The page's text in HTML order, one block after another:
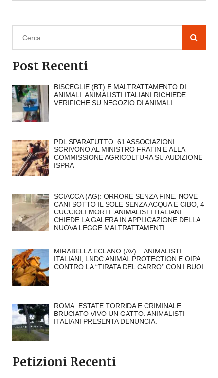
Post Recenti
BISCEGLIE (BT) E MALTRATTAMENTO DI
ANIMALI. ANIMALISTI ITALIANI RICHIEDE
VERIFICHE SU NEGOZIO DI ANIMALI
PDL SPARATUTTO: 61 ASSOCIAZIONI
SCRIVONO AL MINISTRO FRATIN E ALLA
COMMISSIONE AGRICOLTURA SU AUDIZIONE
ISPRA
SCIACCA (AG): ORRORE SENZA FINE. NOVE
CANI SOTTO IL SOLE SENZA ACQUA E CIBO, 4
CUCCIOLI MORTI. ANIMALISTI ITALIANI
CHIEDE LA GALERA IN APPLICAZIONE DELLA
NUOVA LEGGE MALTRATTAMENTI.
MIRABELLA ECLANO (AV) – ANIMALISTI
ITALIANI, LNDC ANIMAL PROTECTION E OIPA
CONTRO LA “TIRATA DEL CARRO” CON I BUOI
ROMA: ESTATE TORRIDA E CRIMINALE,
BRUCIATO VIVO UN GATTO. ANIMALISTI
ITALIANI PRESENTA DENUNCIA.
Petizioni Recenti